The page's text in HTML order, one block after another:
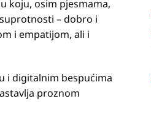
koju, osim pjesmama,
– dobro i
i empatijom, ali i
i digitalnim bespućima
proznom